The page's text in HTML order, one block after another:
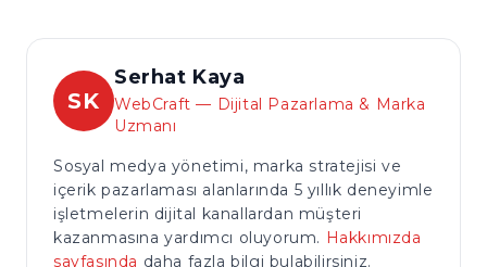
SK
Serhat Kaya
WebCraft — Dijital Pazarlama & Marka
Uzmanı
Sosyal medya yönetimi, marka stratejisi ve
içerik pazarlaması alanlarında 5 yıllık deneyimle
işletmelerin dijital kanallardan müşteri
kazanmasına yardımcı oluyorum. Hakkımızda
sayfasında daha fazla bilgi bulabilirsiniz.